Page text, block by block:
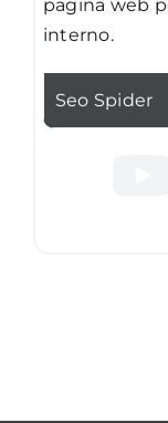
pagina web
interno.
Seo Spider